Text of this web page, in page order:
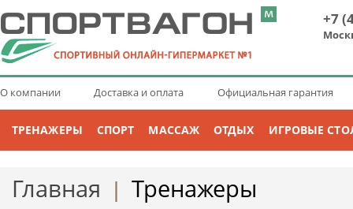
+7
О компании Доставка и оплата Официальная гарантия
ТРЕНАЖЕРЫ СПОРТ МАССАЖ ОТДЫХ ИГРОВЫЕ
Главная Тренажеры